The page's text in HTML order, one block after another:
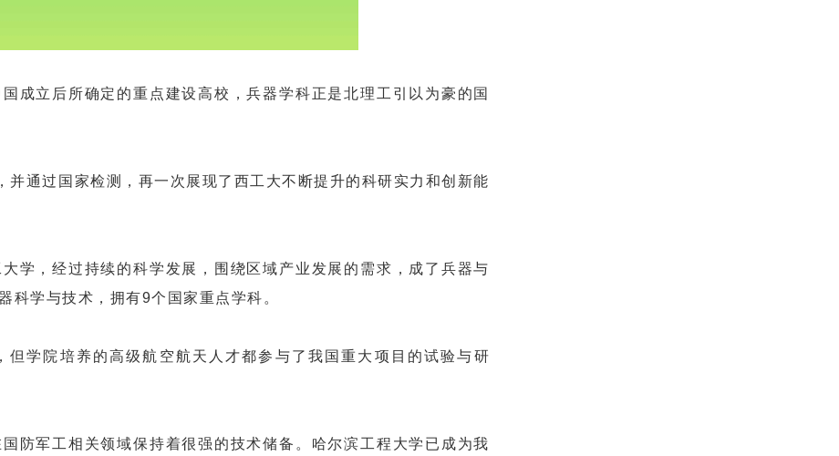
立后所确定的重点建设高校，兵器学科正是北理工引以为豪的国
通过国家检测，再一次展现了西工大不断提升的科研实力和创新能
，经过持续的科学发展，围绕区域产业发展的需求，成了兵器与
科学与技术，拥有9个国家重点学科。
学院培养的高级航空航天人才都参与了我国重大项目的试验与研
军工相关领域保持着很强的技术储备。哈尔滨工程大学已成为我